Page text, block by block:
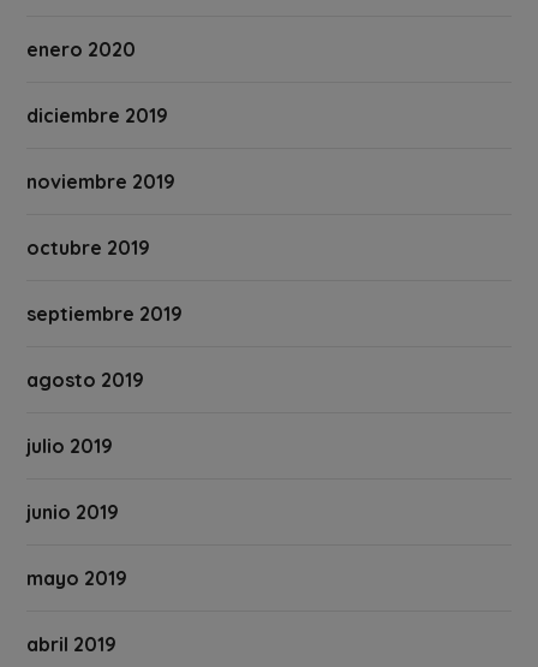
enero 2020
diciembre 2019
noviembre 2019
octubre 2019
septiembre 2019
agosto 2019
julio 2019
junio 2019
mayo 2019
abril 2019